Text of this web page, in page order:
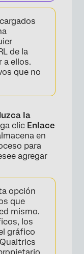
de la
a ellos.
que no
la
clic Enlace
en
para
agregar
opción
que
mismo.
los
gráfico